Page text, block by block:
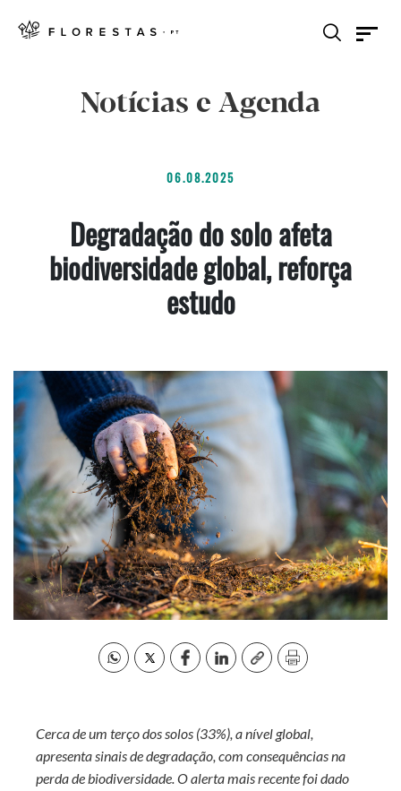
Notícias e Agenda
06.08.2025
Degradação do solo afeta
biodiversidade global, reforça
estudo
Cerca de um terço dos solos (33%), a nível global,
apresenta sinais de degradação, com consequências na
perda de biodiversidade. O alerta mais recente foi dado